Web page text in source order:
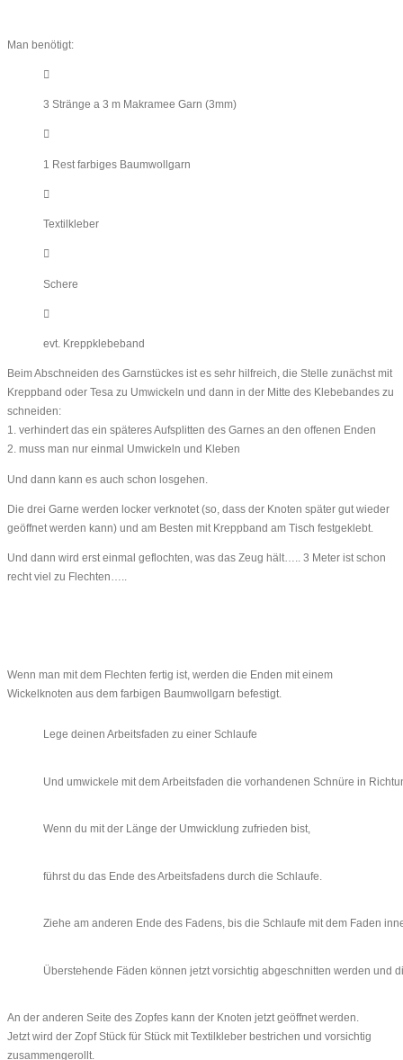
Man benötigt:
3 Stränge a 3 m Makramee Garn (3mm)
1 Rest farbiges Baumwollgarn
Textilkleber
Schere
evt. Kreppklebeband
Beim Abschneiden des Garnstückes ist es sehr hilfreich, die Stelle zunächst mit
Kreppband oder Tesa zu Umwickeln und dann in der Mitte des Klebebandes zu
schneiden:
1. verhindert das ein späteres Aufsplitten des Garnes an den offenen Enden
2. muss man nur einmal Umwickeln und Kleben
Und dann kann es auch schon losgehen.
Die drei Garne werden locker verknotet (so, dass der Knoten später gut wieder
geöffnet werden kann) und am Besten mit Kreppband am Tisch festgeklebt.
Und dann wird erst einmal geflochten, was das Zeug hält….. 3 Meter ist schon
recht viel zu Flechten…..
Wenn man mit dem Flechten fertig ist, werden die Enden mit einem
Wickelknoten aus dem farbigen Baumwollgarn befestigt.
Lege deinen Arbeitsfaden zu einer Schlaufe
Und umwickele mit dem Arbeitsfaden die vorhandenen Schnüre in
Wenn du mit der Länge der Umwicklung zufrieden bist,
führst du das Ende des Arbeitsfadens durch die Schlaufe.
Ziehe am anderen Ende des Fadens, bis die Schlaufe mit dem Faden
Überstehende Fäden können jetzt vorsichtig abgeschnitten werden und
An der anderen Seite des Zopfes kann der Knoten jetzt geöffnet werden.
Jetzt wird der Zopf Stück für Stück mit Textilkleber bestrichen und vorsichtig
zusammengerollt.